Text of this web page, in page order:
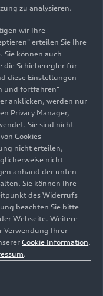
dar. Im
gestartet;
hinzugekommen.
ist ein
ganzheitliche
So ist
als CO -neutral
die Hälfte aller
in neue
zum
zu analysieren.
wir Ihre
erteilen Sie Ihre
Sie können auch
die Schieberegler für
diese Einstellungen
und fortfahren"
anklicken, werden nur
Privacy Manager,
Sie sind nicht
Cookies
nicht erteilen,
nicht
anhand der unten
Sie können Ihre
des Widerrufs
beachten Sie bitte
Webseite. Weitere
Verwendung Ihrer
Cookie Information,
.